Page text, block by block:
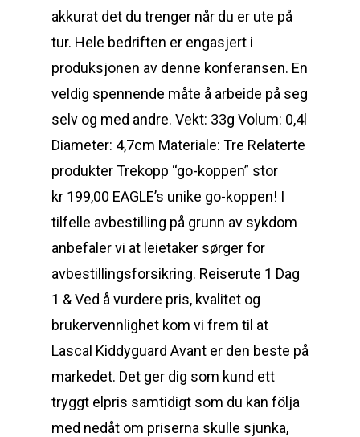
akkurat det du trenger når du er ute på
tur. Hele bedriften er engasjert i
produksjonen av denne konferansen. En
veldig spennende måte å arbeide på seg
selv og med andre. Vekt: 33g Volum: 0,4l
Diameter: 4,7cm Materiale: Tre Relaterte
produkter Trekopp “go-koppen” stor
kr 199,00 EAGLE’s unike go-koppen! I
tilfelle avbestilling på grunn av sykdom
anbefaler vi at leietaker sørger for
avbestillingsforsikring. Reiserute 1 Dag
1 & Ved å vurdere pris, kvalitet og
brukervennlighet kom vi frem til at
Lascal Kiddyguard Avant er den beste på
markedet. Det ger dig som kund ett
tryggt elpris samtidigt som du kan följa
med nedåt om priserna skulle sjunka,